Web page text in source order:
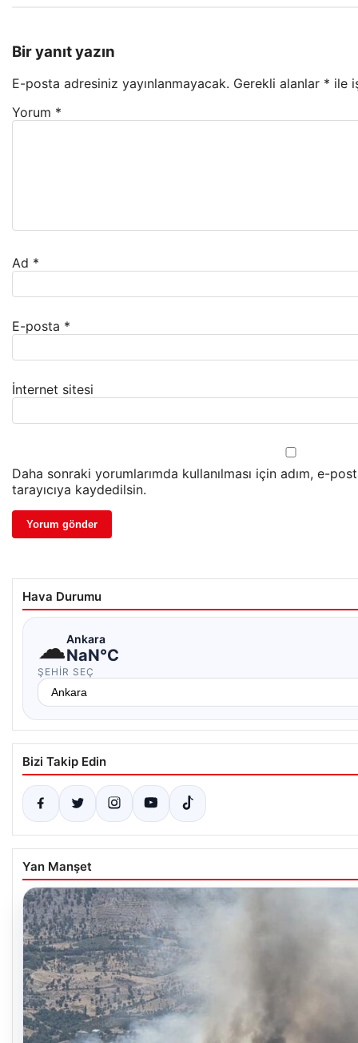
Bir yanıt yazın
E-posta adresiniz yayınlanmayacak. Gerekli alanlar * ile
Yorum *
Ad *
E-posta *
İnternet sitesi
Daha sonraki yorumlarımda kullanılması için adım, e-
tarayıcıya kaydedilsin.
Hava Durumu
☁Ankara
NaN°C
ŞEHIR SEÇ
Bizi Takip Edin
Yan Manşet